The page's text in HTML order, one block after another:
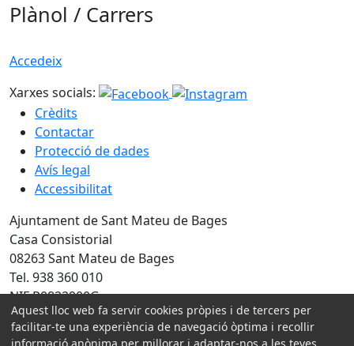
Plànol / Carrers
Accedeix
Xarxes socials:
Crèdits
Contactar
Protecció de dades
Avís legal
Accessibilitat
Ajuntament de Sant Mateu de Bages
Casa Consistorial
08263 Sant Mateu de Bages
Tel. 938 360 010
NIF P0822900G
Amb la col·laboració de:
Aquest lloc web fa servir cookies pròpies i de tercers per
facilitar-te una experiència de navegació òptima i recollir